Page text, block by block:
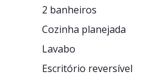
2 banheiros
Cozinha planejada
Lavabo
Escritório reversível